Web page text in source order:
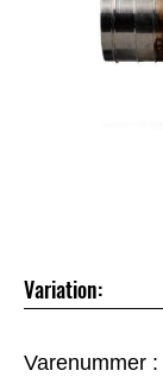
Variation:
Varenummer :